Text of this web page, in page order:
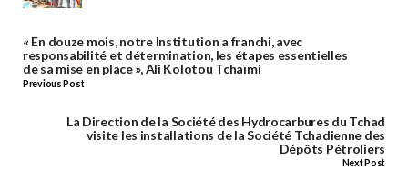
« En douze mois, notre Institution a franchi, avec
responsabilité et détermination, les étapes essentielles
de sa mise en place », Ali Kolotou Tchaïmi
Previous Post
La Direction de la Société des Hydrocarbures du Tchad
visite les installations de la Société Tchadienne des
Dépôts Pétroliers
Next Post